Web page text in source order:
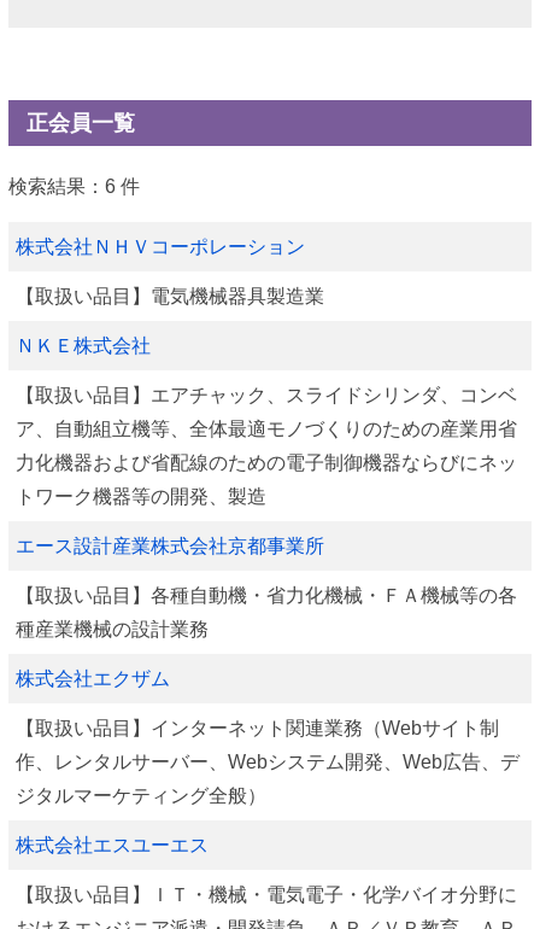
正会員一覧
検索結果：6 件
株式会社ＮＨＶコーポレーション
【取扱い品目】電気機械器具製造業
ＮＫＥ株式会社
【取扱い品目】エアチャック、スライドシリンダ、コンベ
ア、自動組立機等、全体最適モノづくりのための産業用省
力化機器および省配線のための電子制御機器ならびにネッ
トワーク機器等の開発、製造
エース設計産業株式会社京都事業所
【取扱い品目】各種自動機・省力化機械・ＦＡ機械等の各
種産業機械の設計業務
株式会社エクザム
【取扱い品目】インターネット関連業務（Webサイト制
作、レンタルサーバー、Webシステム開発、Web広告、デ
ジタルマーケティング全般）
株式会社エスユーエス
【取扱い品目】ＩＴ・機械・電気電子・化学バイオ分野に